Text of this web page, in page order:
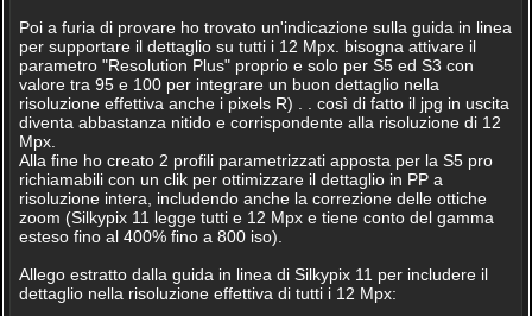
Poi a furia di provare ho trovato un'indicazione sulla guida in linea
per supportare il dettaglio su tutti i 12 Mpx. bisogna attivare il
parametro "Resolution Plus" proprio e solo per S5 ed S3 con
valore tra 95 e 100 per integrare un buon dettaglio nella
risoluzione effettiva anche i pixels R) . . così di fatto il jpg in uscita
diventa abbastanza nitido e corrispondente alla risoluzione di 12
Mpx.
Alla fine ho creato 2 profili parametrizzati apposta per la S5 pro
richiamabili con un clik per ottimizzare il dettaglio in PP a
risoluzione intera, includendo anche la correzione delle ottiche
zoom (Silkypix 11 legge tutti e 12 Mpx e tiene conto del gamma
esteso fino al 400% fino a 800 iso).
Allego estratto dalla guida in linea di Silkypix 11 per includere il
dettaglio nella risoluzione effettiva di tutti i 12 Mpx: